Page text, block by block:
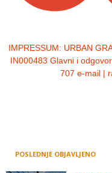
IMPRESSUM: URBAN
IN000483 Glavni i
707 e-mail |
POSLEDNJE OBJAVLJENO